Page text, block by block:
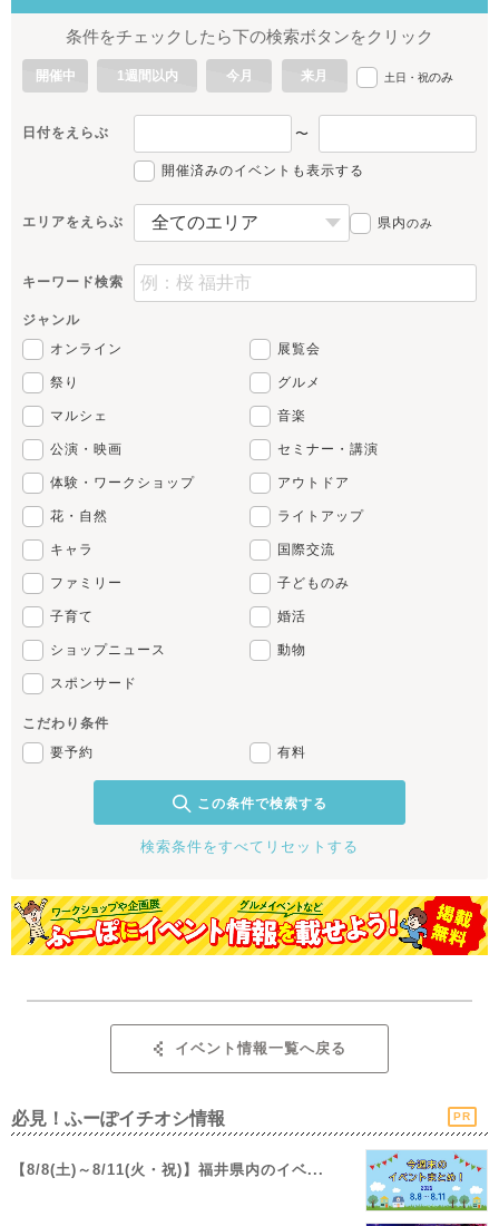
条件をチェックしたら下の検索ボタンをクリック
開催中 1週間以内 今月 来月 土日・祝のみ
日付をえらぶ 〜
開催済みのイベントも表示する
エリアをえらぶ 県内のみ
キーワード検索
ジャンル
オンライン
展覧会
祭り グルメ
マルシェ 音楽
公演・映画 セミナー・講演
体験・ワークショップ アウトドア
花・自然 ライトアップ
キャラ 国際交流
ファミリー 子どものみ
子育て 婚活
ショップニュース 動物
スポンサード
こだわり条件
要予約
有料
この条件で検索する
検索条件をすべてリセットする
イベント情報一覧へ戻る
必見！ふーぽイチオシ情報 PR
【8/8(土)～8/11(火・祝)】福井県内のイベ...